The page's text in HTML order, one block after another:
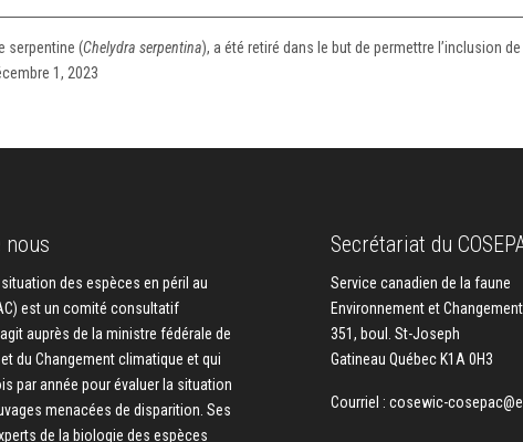
serpentine (Chelydra serpentina), a été retiré dans le but de permettre l’inclusion
1, 2023
nous
des espèces en péril au
est un comité consultatif
auprès de la ministre fédérale de
du Changement climatique et qui
par année pour évaluer la situation
menacées de disparition. Ses
de la biologie des espèces
Secrétariat du
Service canadien de la faune
Environnement et
351, boul. St-Joseph
Gatineau Québec K1A 0H3
Courriel : cosewic-